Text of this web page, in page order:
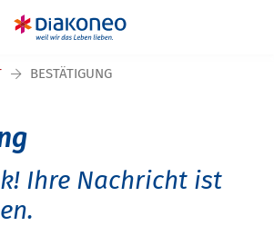
BESTÄTIGUNG
Ihre Nachricht ist